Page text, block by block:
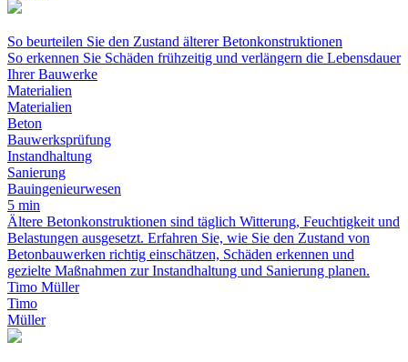
So beurteilen Sie den Zustand älterer Betonkonstruktionen
So erkennen Sie Schäden frühzeitig und verlängern die Lebensdauer
Ihrer Bauwerke
Materialien
Materialien
Beton
Bauwerksprüfung
Instandhaltung
Sanierung
Bauingenieurwesen
5 min
Ältere Betonkonstruktionen sind täglich Witterung, Feuchtigkeit und
Belastungen ausgesetzt. Erfahren Sie, wie Sie den Zustand von
Betonbauwerken richtig einschätzen, Schäden erkennen und
gezielte Maßnahmen zur Instandhaltung und Sanierung planen.
Timo Müller
Timo
Müller